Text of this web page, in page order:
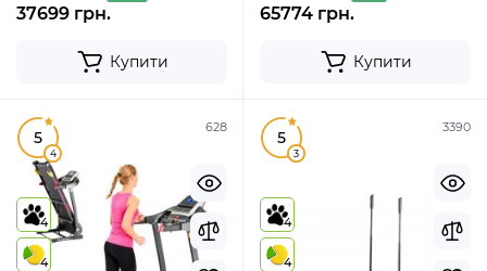
37699 грн.
Купити
65774 грн.
Купити
628
5
4
4
4
3390
5
3
4
4